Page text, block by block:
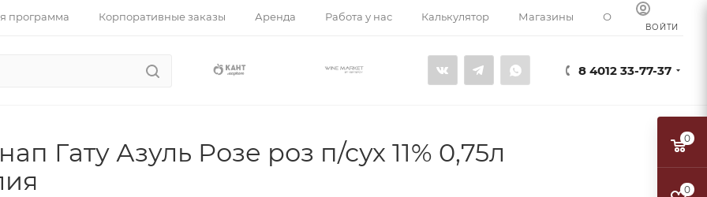
программа Корпоративные заказы Аренда Работа у нас Калькулятор Магазины О компании
ВОЙТИ
8 4012 33-77-37
Гату Азуль Розе роз п/сух 11% 0,75л
0
0